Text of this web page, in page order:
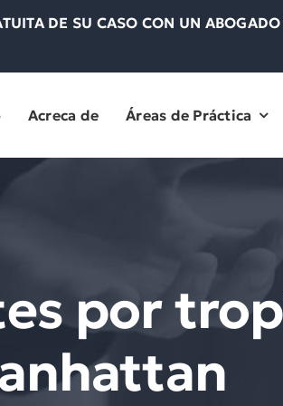
DE SU CASO CON UN
Acreca de Áreas de Práctica
por